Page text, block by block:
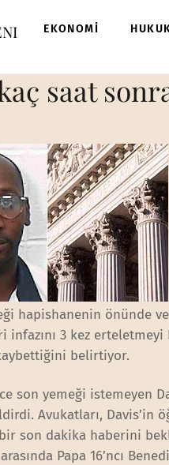
EKONOMİ
saat
hapishanenin önünde
infazını 3 kez
belirtiyor.
son yemeği istemeyen
Avukatları, Davis’in
son dakika haberini
Papa 16’ncı